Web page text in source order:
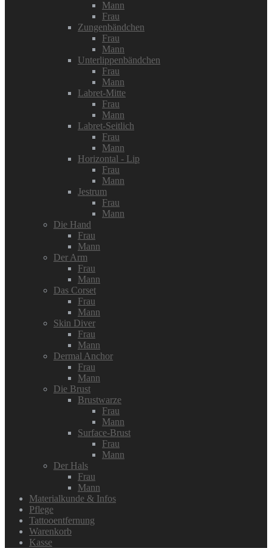
Mann
Frau
Zungenbändchen
Frau
Mann
Unterlippenbändchen
Frau
Mann
Labret-Mitte
Frau
Mann
Labret-Seitlich
Frau
Mann
Horizontal - Lip
Frau
Mann
Jestrum
Frau
Mann
Die Hand
Frau
Mann
Der Arm
Frau
Mann
Das Corset
Frau
Mann
Skin Diver
Frau
Mann
Dermal Anchor
Frau
Mann
Die Brust
Brustwarze
Frau
Mann
Surface-Brust
Frau
Mann
Der Hals
Frau
Mann
Materialkunde & Infos
Pflege
Tattooentfernung
Warenkorb
Kasse